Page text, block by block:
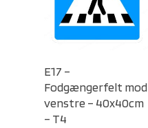
E17 –
Fodgængerfelt mod
venstre – 40x40cm
– T4